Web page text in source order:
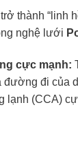
thành “linh
nghệ lưới
cực mạnh:
đường đi của
lạnh (CCA)